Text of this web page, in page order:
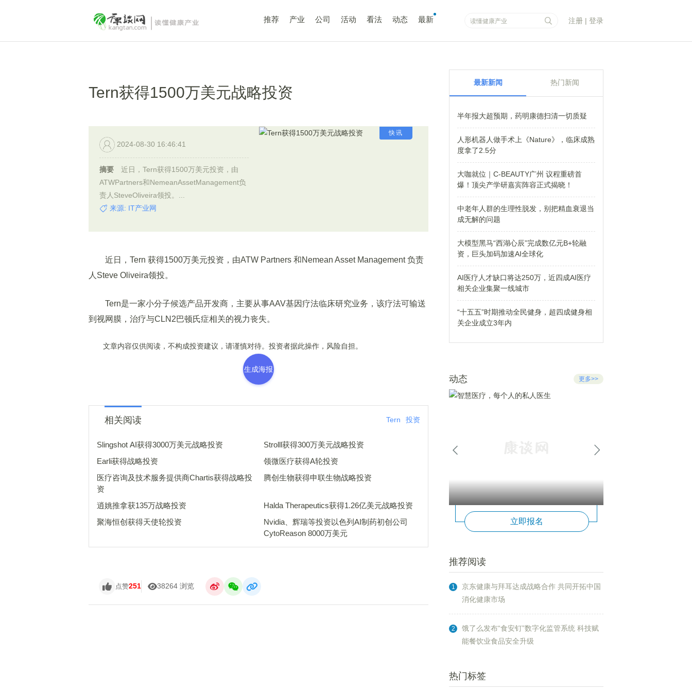
推荐 产业 公司 活动 看法 动态 最新 注册 | 登录
Tern获得1500万美元战略投资
快讯
2024-08-30 16:46:41
摘要
近日，Tern获得1500万美元投资，由
ATWPartners和NemeanAssetManagement负
责人SteveOliveira领投。...
来源: IT产业网
近日，Tern 获得1500万美元投资，由ATW Partners 和Nemean Asset Management 负责
人Steve Oliveira领投。
Tern是一家小分子候选产品开发商，主要从事AAV基因疗法临床研究业务，该疗法可输送
到视网膜，治疗与CLN2巴顿氏症相关的视力丧失。
文章内容仅供阅读，不构成投资建议，请谨慎对待。投资者据此操作，风险自担。
生成海报
相关阅读 Tern 投资
Slingshot AI获得3000万美元战略投资
Strolll获得300万美元战略投资
Earli获得战略投资
领微医疗获得A轮投资
医疗咨询及技术服务提供商Chartis获得战略投
资
腾创生物获得申联生物战略投资
逍姚推拿获135万战略投资
Halda Therapeutics获得1.26亿美元战略投资
聚海恒创获得天使轮投资
Nvidia、辉瑞等投资以色列AI制药初创公司
CytoReason 8000万美元
点赞251 38264 浏览
最新新闻 热门新闻
半年报大超预期，药明康德扫清一切质疑
人形机器人做手术上《Nature》，临床成熟
度拿了2.5分
大咖就位｜C-BEAUTY广州 议程重磅首
爆！顶尖产学研嘉宾阵容正式揭晓！
中老年人群的生理性脱发，别把精血衰退当
成无解的问题
大模型黑马“西湖心辰”完成数亿元B+轮融
资，巨头加码加速AI全球化
AI医疗人才缺口将达250万，近四成AI医疗
相关企业集聚一线城市
“十五五”时期推动全民健身，超四成健身相
关企业成立3年内
动态 更多>>
立即报名
推荐阅读
1
京东健康与拜耳达成战略合作 共同开拓中国
消化健康市场
2
饿了么发布“食安钉”数字化监管系统 科技赋
能餐饮业食品安全升级
热门标签